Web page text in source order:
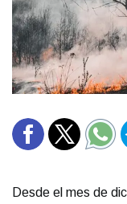
Desde el mes de